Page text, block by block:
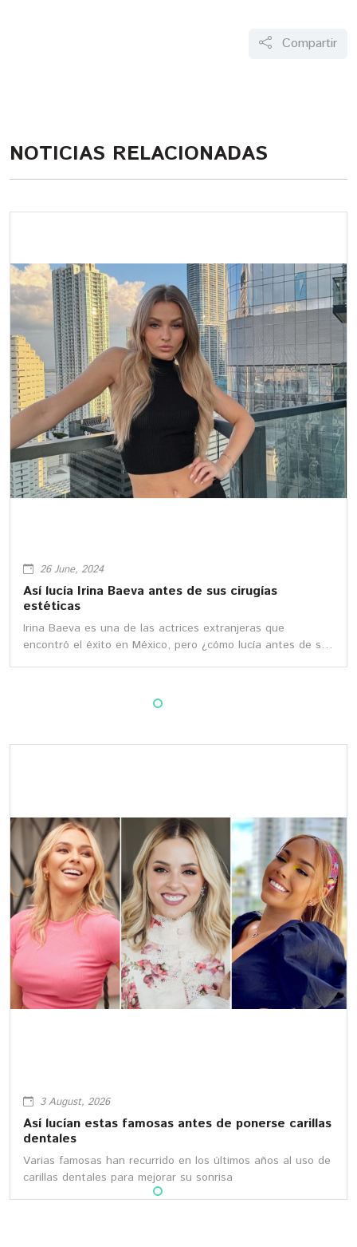
Compartir
NOTICIAS RELACIONADAS
26 June, 2024
Así lucía Irina Baeva antes de sus cirugías
estéticas
Irina Baeva es una de las actrices extranjeras que
encontró el éxito en México, pero ¿cómo lucía antes de su
3 August, 2026
Así lucían estas famosas antes de ponerse carillas
dentales
Varias famosas han recurrido en los últimos años al uso de
carillas dentales para mejorar su sonrisa